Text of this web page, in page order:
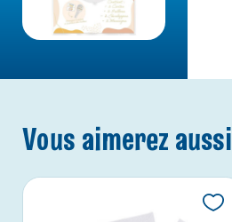
Vous aimerez aussi